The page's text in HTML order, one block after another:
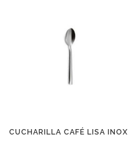
CUCHARILLA CAFÉ LISA INOX